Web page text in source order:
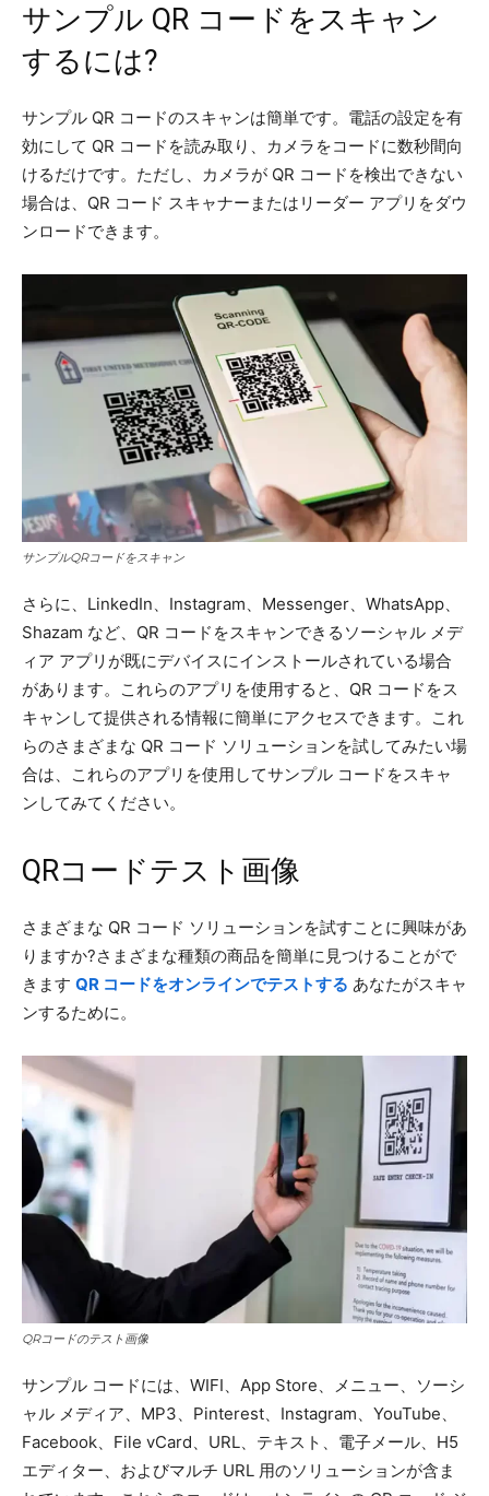
サンプル QR コードをスキャン
するには?
サンプル QR コードのスキャンは簡単です。電話の設定を有
効にして QR コードを読み取り、カメラをコードに数秒間向
けるだけです。ただし、カメラが QR コードを検出できない
場合は、QR コード スキャナーまたはリーダー アプリをダウ
ンロードできます。
サンプルQRコードをスキャン
さらに、LinkedIn、Instagram、Messenger、WhatsApp、
Shazam など、QR コードをスキャンできるソーシャル メデ
ィア アプリが既にデバイスにインストールされている場合
があります。これらのアプリを使用すると、QR コードをス
キャンして提供される情報に簡単にアクセスできます。これ
らのさまざまな QR コード ソリューションを試してみたい場
合は、これらのアプリを使用してサンプル コードをスキャ
ンしてみてください。
QRコードテスト画像
さまざまな QR コード ソリューションを試すことに興味があ
りますか?さまざまな種類の商品を簡単に見つけることがで
きます QR コードをオンラインでテストする あなたがスキャ
ンするために。
QRコードのテスト画像
サンプル コードには、WIFI、App Store、メニュー、ソーシ
ャル メディア、MP3、Pinterest、Instagram、YouTube、
Facebook、File vCard、URL、テキスト、電子メール、H5
エディター、およびマルチ URL 用のソリューションが含ま